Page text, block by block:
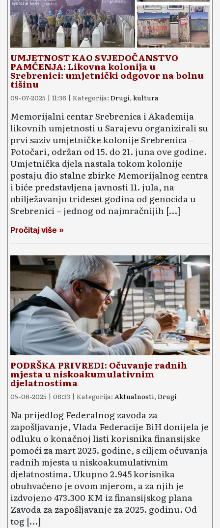
UMJETNOST KAO SVJEDOČANSTVO
PAMĆENJA: Likovna kolonija u
Srebrenici: umjetnički odgovor na bolnu
tišinu
09-07-2025 | 11:36 | Kategorija: Drugi, kultura
Memorijalni centar Srebrenica i Akademija
likovnih umjetnosti u Sarajevu organizirali su
prvi saziv umjetničke kolonije Srebrenica –
Potočari, održan od 15. do 21. juna ove godine.
Umjetnička djela nastala tokom kolonije
postaju dio stalne zbirke Memorijalnog centra
i biće predstavljena javnosti 11. jula, na
obilježavanju trideset godina od genocida u
Srebrenici – jednog od najmračnijih […]
Pročitaj više »
PODRŠKA PRIVREDI: Očuvanje radnih
mjesta u niskoakumulativnim
djelatnostima
05-06-2025 | 08:33 | Kategorija: Aktualnosti, Drugi
Na prijedlog Federalnog zavoda za
zapošljavanje, Vlada Federacije BiH donijela je
odluku o konačnoj listi korisnika finansijske
pomoći za mart 2025. godine, s ciljem očuvanja
radnih mjesta u niskoakumulativnim
djelatnostima. Ukupno 2.945 korisnika
obuhvaćeno je ovom mjerom, a za njih je
izdvojeno 473.300 KM iz finansijskog plana
Zavoda za zapošljavanje za 2025. godinu. Od
tog […]